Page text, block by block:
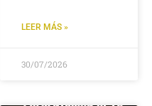
LEER MÁS »
30/07/2026